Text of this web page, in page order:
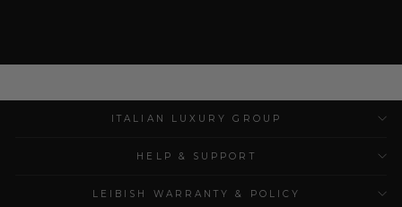
ITALIAN LUXURY GROUP
HELP & SUPPORT
LEIBISH WARRANTY & POLICY